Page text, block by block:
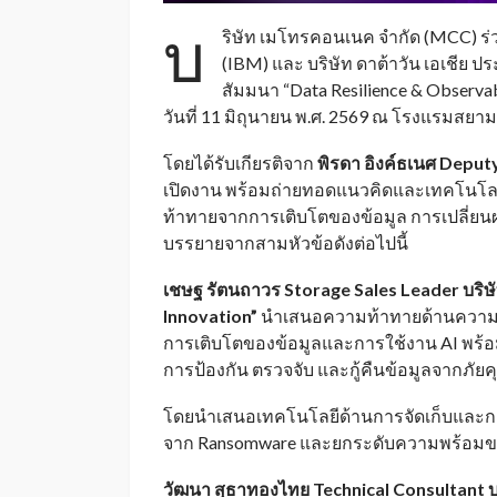
บ
ริษัท เมโทรคอนเนค จำกัด (MCC)
(IBM) และ บริษัท ดาต้าวัน เอเชีย ป
สัมมนา “Data Resilience &
วันที่ 11 มิถุนายน พ.ศ. 2569 ณ โรงแรมสยา
โดยได้รับเกียรติจาก พิรดา อิงค์ธเนศ
เปิดงาน พร้อมถ่ายทอดแนวคิดและเทคโน
ท้าทายจากการเติบโตของข้อมูล การเปลี่ย
บรรยายจากสามหัวข้อดังต่อไปนี้
เชษฐ รัตนถาวร Storage Sales Leader บริ
Innovation” นำเสนอความท้าทายด้านคว
การเติบโตของข้อมูลและการใช้งาน AI พร้
การป้องกัน ตรวจจับ และกู้คืนข้อมูลจากภัย
โดยนำเสนอเทคโนโลยีด้านการจัดเก็บแล
จาก Ransomware และยกระดับความพร้อ
วัฒนา สุธาทองไทย Technical Consultant